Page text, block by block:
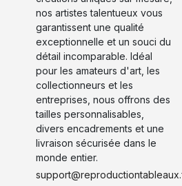
nos artistes talentueux vous
garantissent une qualité
exceptionnelle et un souci du
détail incomparable. Idéal
pour les amateurs d'art, les
collectionneurs et les
entreprises, nous offrons des
tailles personnalisables,
divers encadrements et une
livraison sécurisée dans le
monde entier.